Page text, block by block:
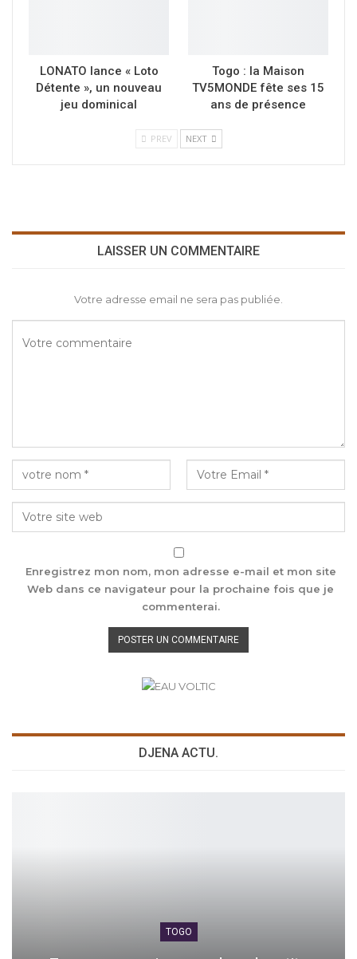
LONATO lance « Loto
Détente », un nouveau
jeu dominical
Togo : la Maison
TV5MONDE fête ses 15
ans de présence
PREV NEXT
LAISSER UN COMMENTAIRE
Votre adresse email ne sera pas publiée.
Enregistrez mon nom, mon adresse e-mail et mon site
Web dans ce navigateur pour la prochaine fois que je
commenterai.
DJENA ACTU.
TOGO